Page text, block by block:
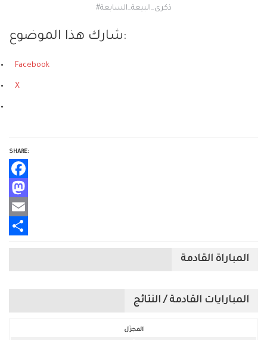
#ذكرى_البيعة_السابعة
شارك هذا الموضوع:
Facebook
X
SHARE:
Facebook
Mastodon
Email
المباراة القادمة
المبارايات القادمة / النتائج
المجزّل